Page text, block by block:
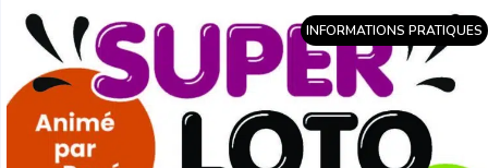
INFORMATIONS PRATIQUES